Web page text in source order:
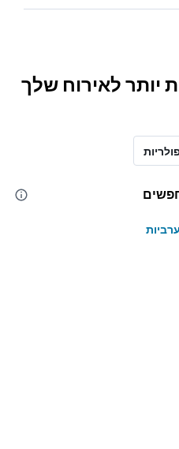
יותר לאירוח שלך